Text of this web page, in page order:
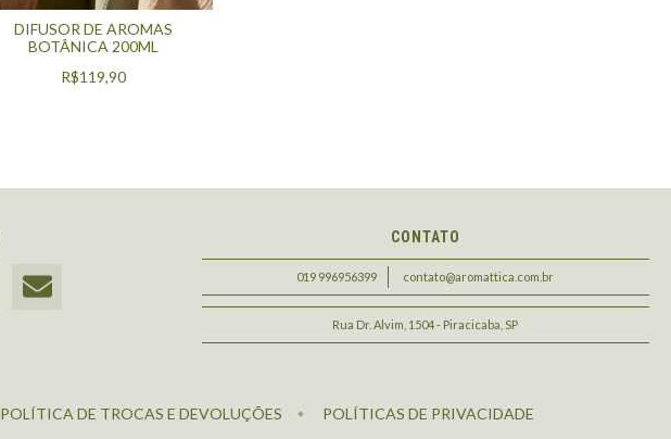
DIFUSOR DE AROMAS
BOTÂNICA 200ML
R$119,90
CONTATO
019 996956399 contato@aromattica.com.br
Rua Dr. Alvim, 1504 - Piracicaba, SP
POLÍTICA DE TROCAS E DEVOLUÇÕES POLÍTICAS DE PRIVACIDADE